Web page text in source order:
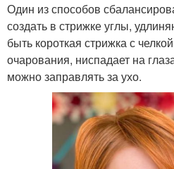
Один из способов
создать в стрижке углы,
быть короткая стрижка с
очарования, ниспадает на
можно заправлять за ухо.